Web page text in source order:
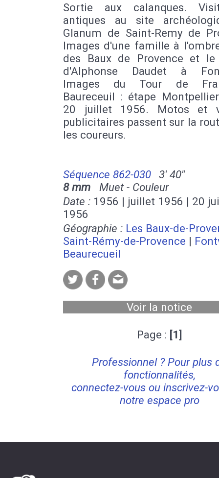
Sortie aux calanques.
antiques au site
Glanum de Saint-Remy de
Images d'une famille à
des Baux de Provence et le
d'Alphonse Daudet à
Images du Tour de
Baureceuil : étape
20 juillet 1956. Motos et
publicitaires passent sur la
les coureurs.
Séquence 862-030
3' 40''
8 mm Muet - Couleur
Date : 1956 | juillet 1956 | 20
1956
Géographie : Les Baux-de-
Saint-Rémy-de-Provence |
Beaurecueil
Voir la notice
Page : [1]
Professionnel ? Pour plus
fonctionnalités,
connectez-vous ou inscrivez-
notre espace pro